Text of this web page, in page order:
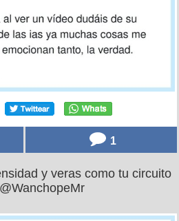
1
y veras como tu circuito